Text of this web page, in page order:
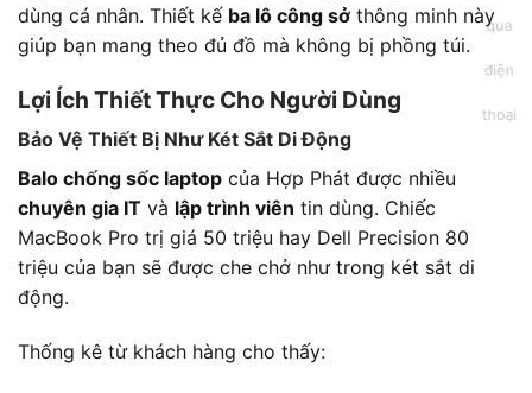
dùng cá nhân. Thiết kế ba lô công sở thông minh này
giúp bạn mang theo đủ đồ mà không bị phồng túi.
Lợi Ích Thiết Thực Cho Người Dùng
Bảo Vệ Thiết Bị Như Két Sắt Di Động
Balo chống sốc laptop của Hợp Phát được nhiều
chuyên gia IT và lập trình viên tin dùng. Chiếc
MacBook Pro trị giá 50 triệu hay Dell Precision 80
triệu của bạn sẽ được che chở như trong két sắt di
động.
Thống kê từ khách hàng cho thấy: